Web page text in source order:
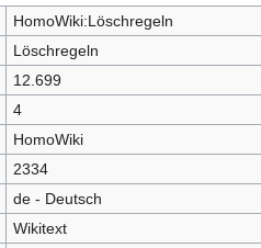
HomoWiki:Löschregeln
Löschregeln
12.699
4
HomoWiki
2334
de - Deutsch
Wikitext